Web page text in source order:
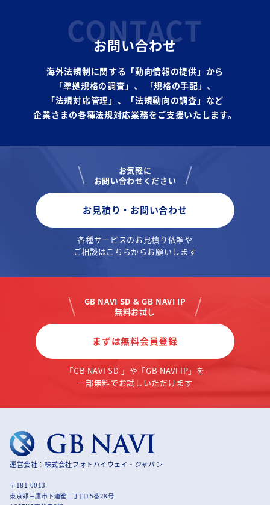
CONTACT
お問い合わせ
海外法規制に関する「動向情報の提供」から
「準拠規格の調査」、
「規格の手配」、
「法規対応管理」、「法規動向の調査」など
企業さまの各種法規対応業務をご支援いたします。
お気軽に
お問い合わせください
お見積り・お問い合わせ
各種サービスのお見積り依頼や
ご相談はこちらからお願いします
GB NAVI SD & GB NAVI IP
無料お試し
まずは無料会員登録
「GB NAVI SD 」や「GB NAVI IP」を
一部無料でお試しいただけます
運営会社：株式会社フォトハイウェイ・ジャパン
〒181-0013
東京都三鷹市下連雀二丁目15番28号